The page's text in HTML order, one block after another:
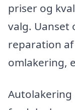
priser og
valg. Uanset
reparation
omlakering,